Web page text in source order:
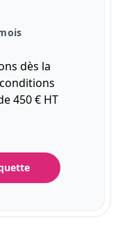
dès la
450 € HT